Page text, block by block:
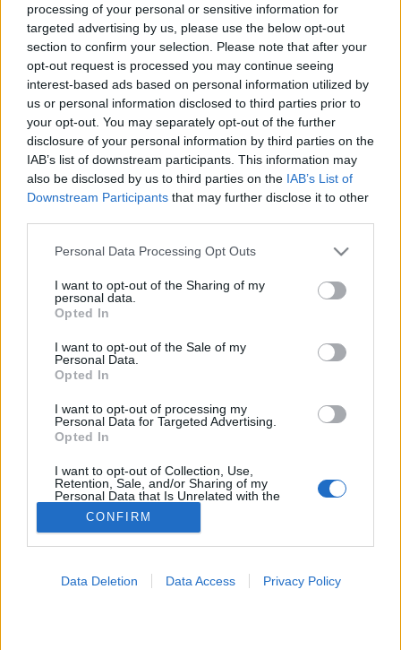
processing of your personal or sensitive information for
targeted advertising by us, please use the below opt-out
section to confirm your selection. Please note that after your
opt-out request is processed you may continue seeing
interest-based ads based on personal information utilized by
us or personal information disclosed to third parties prior to
your opt-out. You may separately opt-out of the further
disclosure of your personal information by third parties on the
IAB’s list of downstream participants. This information may
also be disclosed by us to third parties on the IAB’s List of
Downstream Participants that may further disclose it to other
Please note that this website/app uses one or more Google
not limited to your visit or usage behaviour. You may click to
grant or deny consent to Google and its third-party tags to
use your data for below specified purposes in below Google
consent section.
Personal Data Processing Opt Outs
I want to opt-out of the Sharing of my
personal data.
Opted In
I want to opt-out of the Sale of my
Personal Data.
Opted In
I want to opt-out of processing my
Personal Data for Targeted Advertising.
Opted In
I want to opt-out of Collection, Use,
Retention, Sale, and/or Sharing of my
Personal Data that Is Unrelated with the
Purposes for which it was collected.
Opted Out
I want to allow Google to enable storage
CONFIRM
Data Deletion Data Access Privacy Policy
Betegségek A-Z
Tünet
Vizsgálat
Kezelés
Életmódváltás
Kutatás
Prevenció
Hírek
Videók
Kisállatok egészsége
#allergia#influenza#cukorbetegség
#pajzsmirigy#reflux#ekcéma#herpesz
Fázékonyság
Fázékonyság